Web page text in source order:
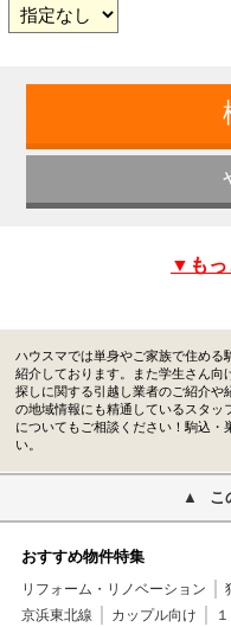
▼もっ
ハウスマでは単身やご家族で住め
紹介しております。また学生さん向
探しに関する引越し業者のご紹介
の地域情報にも精通しているスタッ
についてもご相談ください！駒込・
い。
こ
おすすめ物件特集
リフォーム・リノベーション
京浜東北線
カップル向け